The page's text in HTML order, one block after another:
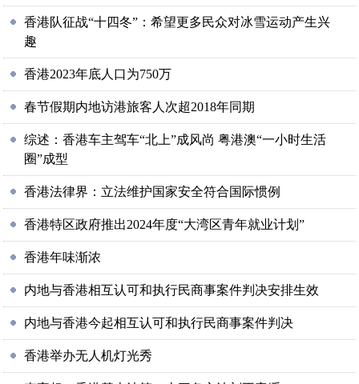
香港队征战“十四冬”：希望更多民众对冰雪运动产生兴
趣
香港2023年底人口为750万
春节假期内地访港旅客人次超2018年同期
综述：香港车主驾车“北上”成风尚 粤港澳“一小时生活
圈”成型
香港法律界：立法维护国家安全符合国际惯例
香港特区政府推出2024年度“大湾区青年就业计划”
香港年味渐浓
内地与香港相互认可和执行民商事案件判决安排生效
内地与香港今起相互认可和执行民商事案件判决
香港举办无人机灯光秀